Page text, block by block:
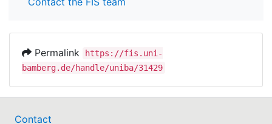
Permalink
https://fis.uni-
bamberg.de/handle/uniba/31429
Contact